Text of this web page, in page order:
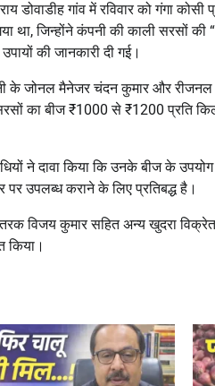
डोवाडीह गांव में रविवार को गंगा कोसी
था, जिन्होंने कंपनी की काली सरसों
की जानकारी दी गई।
के जोनल मैनेजर चंदन कुमार और रीजनल
का बीज ₹1000 से ₹1200 प्रति
ने दावा किया कि उनके बीज के
पर उपलब्ध कराने के लिए प्रतिबद्ध है।
विजय कुमार सहित अन्य खुदरा
किया।